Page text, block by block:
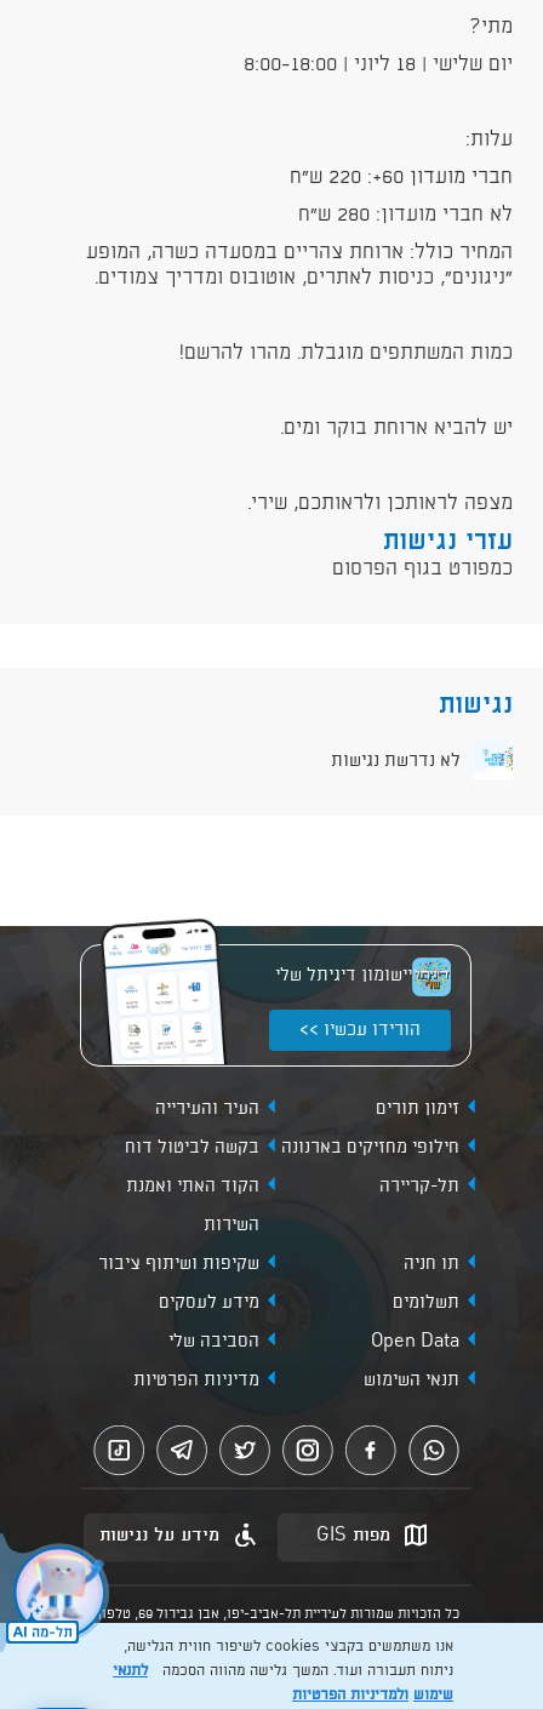
מתי?
יום שלישי | 18 ליוני | 8:00-18:00
עלות:
חברי מועדון 60+: 220 ש"ח
לא חברי מועדון: 280 ש"ח
המחיר כולל: ארוחת צהריים במסעדה כשרה, המופע
"ניגונים", כניסות לאתרים, אוטובוס ומדריך צמודים.
כמות המשתתפים מוגבלת. מהרו להרשם!
יש להביא ארוחת בוקר ומים.
מצפה לראותכן ולראותכם, שירי.
עזרי נגישות
כמפורט בגוף הפרסום
נגישות
לא נדרשת נגישות
יישומון דיגיתל שלי
הורידו עכשיו >>
זימון תורים
העיר והעירייה
חילופי מחזיקים בארנונה
בקשה לביטול דוח
תל-קריירה
הקוד האתי ואמנת
השירות
תו חניה
שקיפות ושיתוף ציבור
תשלומים
מידע לעסקים
Open Data
הסביבה שלי
תנאי השימוש
מדיניות הפרטיות
מפות GIS מידע על נגישות
כל הזכויות שמורות לעיריית תל-אביב-יפו, אבן גבירול 69, טלפון:
הנוסח המחייב הוא זה הקבוע בהוראות הדין הרלוונטיות כפי שתהיינה
בתוקף מעת לעת
Created by: Layer. Digital studio
אנו משתמשים בקבצי cookies לשיפור חווית הגלישה,
ניתוח תעבורה ועוד. המשך גלישה מהווה הסכמהלתנאי
שימוש ולמדיניות הפרטיות